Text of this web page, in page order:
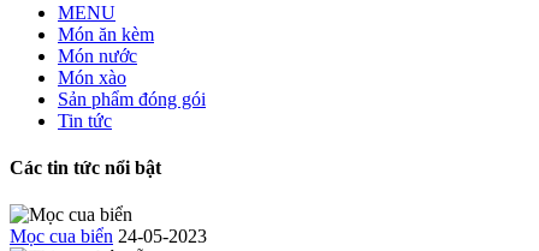
MENU
Món ăn kèm
Món nước
Món xào
Sản phẩm đóng gói
Tin tức
Các tin tức nổi bật
Mọc cua biển 24-05-2023